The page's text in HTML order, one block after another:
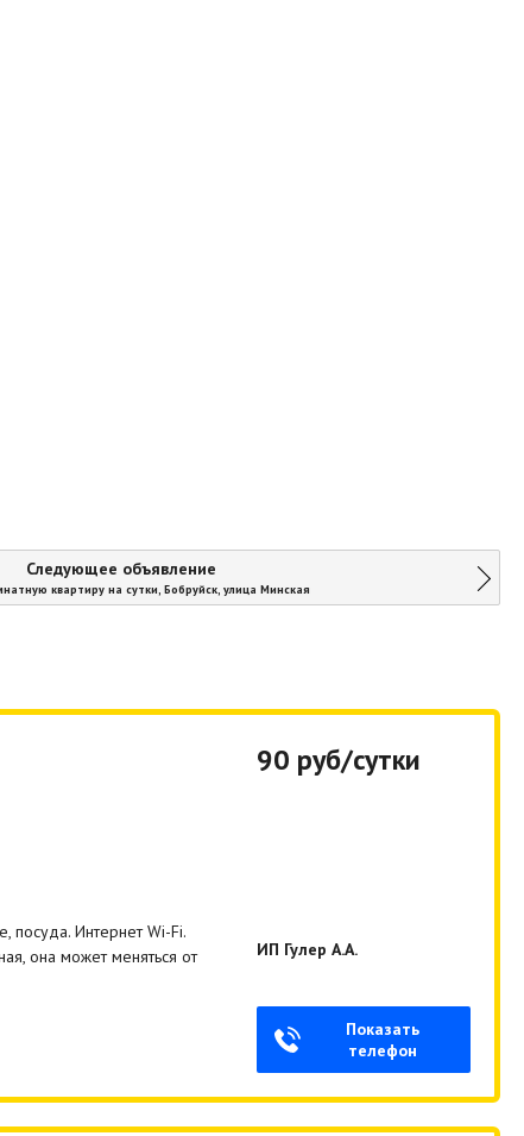
Следующее объявление
квартиру на сутки, Бобруйск, улица Минская
посуда. Интернет Wi-Fi.
она может меняться от
90 руб/сутки
ИП Гулер А.А.
Показать
телефон